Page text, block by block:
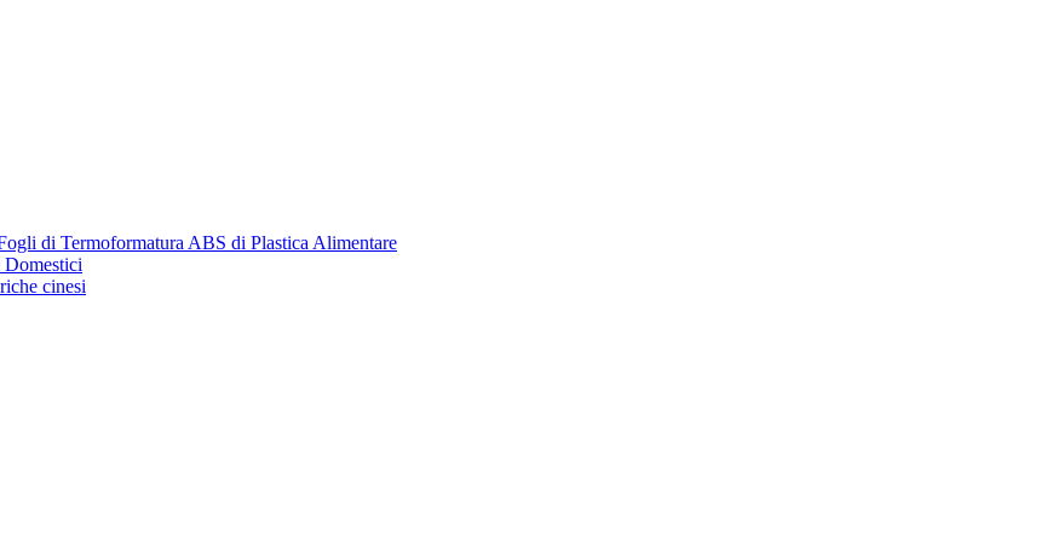
di Termoformatura ABS di Plastica Alimentare
cinesi